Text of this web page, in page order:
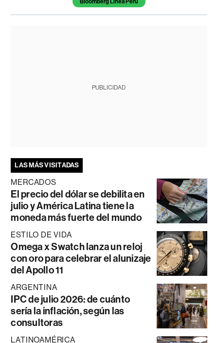
PUBLICIDAD
LAS MÁS VISITADAS
MERCADOS
El precio del dólar se debilita en
julio y América Latina tiene la
moneda más fuerte del mundo
ESTILO DE VIDA
Omega x Swatch lanza un reloj
con oro para celebrar el alunizaje
del Apollo 11
ARGENTINA
IPC de julio 2026: de cuánto
sería la inflación, según las
consultoras
LATINOAMÉRICA